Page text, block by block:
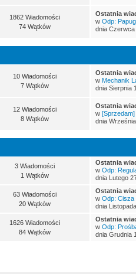
1862 Wiadomości
74 Wątków
Ostatnia
w Odp:
dnia Czerwca
10 Wiadomości
7 Wątków
Ostatnia
w Mechanik
dnia Sierpnia
12 Wiadomości
8 Wątków
Ostatnia
w
dnia
3 Wiadomości
1 Wątków
Ostatnia
w Odp:
dnia Lutego
63 Wiadomości
20 Wątków
Ostatnia
w Odp: Cisza
dnia
1626 Wiadomości
84 Wątków
Ostatnia
w Odp:
dnia Grudnia